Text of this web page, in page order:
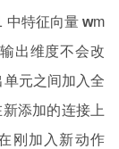
中特征向量 wm
出维度不会改
单元之间加入全
添加的连接上
刚加入新动作